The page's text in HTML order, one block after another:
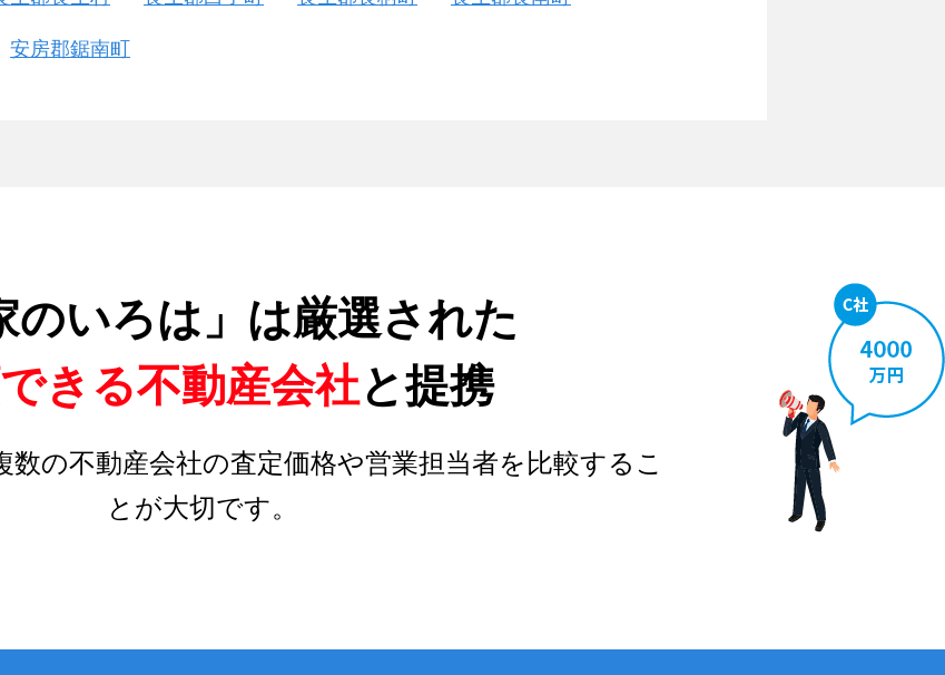
安房郡鋸南町
のいろは」は厳選された
きる不動産会社と提携
の不動産会社の査定価格や営業担当者を比較するこ
とが大切です。